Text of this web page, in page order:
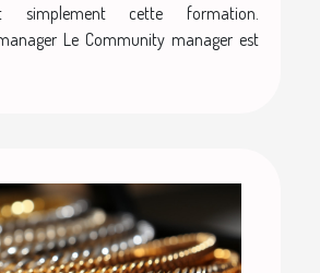
simplement cette formation.
Le Community manager est